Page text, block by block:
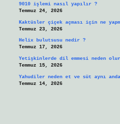
9010 işlemi nasıl yapılır ?
Temmuz 24, 2026
Kaktüsler çiçek açması için ne
Temmuz 23, 2026
Helix bulutsusu nedir ?
Temmuz 17, 2026
Yetişkinlerde dil emmesi neden
Temmuz 15, 2026
Yahudiler neden et ve süt aynı anda
Temmuz 14, 2026